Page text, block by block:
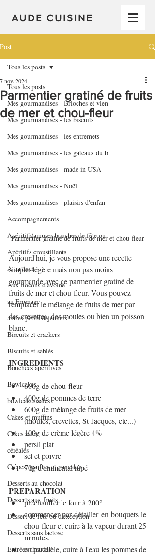
AUDE CUISINE
Post
Tous les posts
Mes gourmandises - Brioches et vien
Mes gourmandises - les biscuits
Mes gourmandises - les entremets
Mes gourmandises - les gâteaux du b
Mes gourmandises - made in USA
Mes gourmandises - Noël
Mes gourmandises - plaisirs d'enfan
Accompagnements
Apéritifs/amuses bouches de fête ou
Apéritifs croustillants
A tartiner
Aux flocons d'avoine
au Fromage
autres petits déjeuners
Biscuits et crackers
Biscuits et sablés
Bouchées apéritives
Bowlcakes
bowlcakes salés
Cakes et muffins
Cakes salés
céréales
Crêpes, gaufres et pancakes
Desserts au chocolat
Desserts aux fruits
Dessert de fête ou d'exception
Desserts sans lactose
Entrées chaudes
Tous les posts
Parmentier gratiné de fruits
de mer et chou-fleur
7 nov. 2024
Parmentier gratiné de fruits de mer et chou-fleur
Aujourd'hui, je vous propose une recette
simple, légère mais non pas moins
gourmande avec ce parmentier gratiné de
fruits de mer et chou-fleur. Vous pouvez
remplacer le mélange de fruits de mer par
des crevettes, des moules ou bien un poisson
blanc.
INGREDIENTS
600g de chou-fleur
400g de pommes de terre
600g de mélange de fruits de mer
(moules, crevettes, St-Jacques, etc...)
100g de crème légère 4%
persil plat
sel et poivre
70g d'emmental râpé
PREPARATION
préchauffer le four à 200°.
commencer par détailler en bouquets le
chou-fleur et cuire à la vapeur durant 25
minutes.
en parallèle, cuire à l'eau les pommes de